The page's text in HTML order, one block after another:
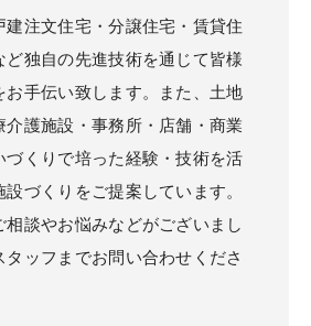
建注文住宅・分譲住宅・賃貸住
ど独自の先進技術を通じて皆様
お手伝い致します。また、土地
介護施設・事務所・店舗・商業
づくりで培った経験・技術を活
づくりをご提案しています。
相談やお悩みなどがございまし
タッフまでお問い合わせくださ